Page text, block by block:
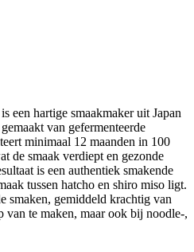
een hartige smaakmaker uit Japan
van gefermenteerde
minimaal 12 maanden in 100
de smaak verdiept en gezonde
is een authentiek smakende
tussen hatcho en shiro miso ligt.
smaken, gemiddeld krachtig van
van te maken, maar ook bij noodle-,